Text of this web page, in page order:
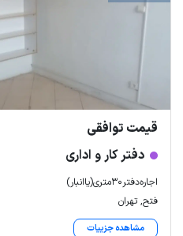
قیمت توافقی
دفتر کار و اداری
اجاره‌دفتر‌۳۰متری(‌یا‌انبار)
فتح, تهران
مشاهده جزییات